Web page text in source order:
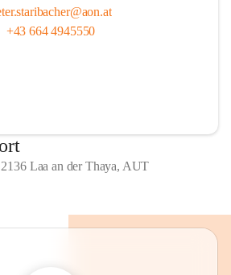
+43 664 4945550
Laa an der Thaya, AUT